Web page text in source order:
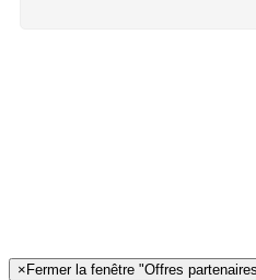
× Fermer la fenêtre "Offres